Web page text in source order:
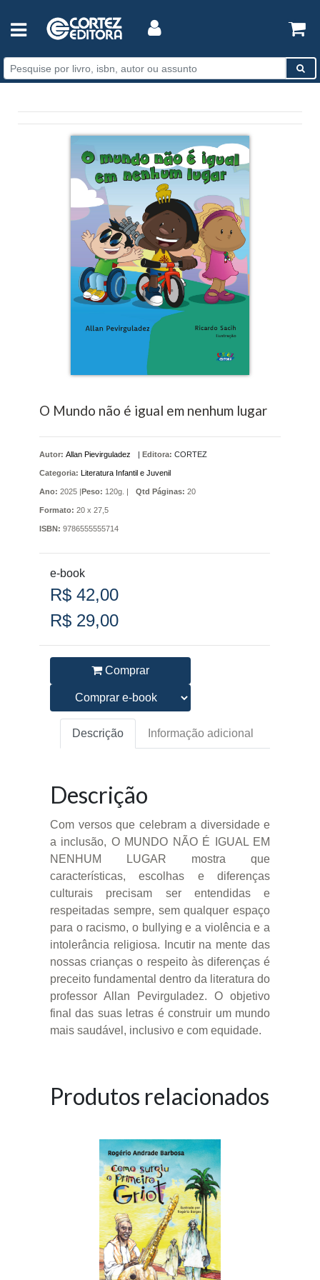
O Mundo não é igual em nenhum lugar
Autor: Allan Pievirguladez | Editora: CORTEZ
Categoria: Literatura Infantil e Juvenil
Ano: 2025 |Peso: 120g. | Qtd Páginas: 20
Formato: 20 x 27,5
ISBN: 9786555555714
e-book
R$ 42,00
R$ 29,00
Comprar
Descrição Informação adicional
Descrição
Com versos que celebram a diversidade e
a inclusão, O MUNDO NÃO É IGUAL EM
NENHUM LUGAR mostra que
características, escolhas e diferenças
culturais precisam ser entendidas e
respeitadas sempre, sem qualquer espaço
para o racismo, o bullying e a violência e a
intolerância religiosa. Incutir na mente das
nossas crianças o respeito às diferenças é
preceito fundamental dentro da literatura do
professor Allan Pevirguladez. O objetivo
final das suas letras é construir um mundo
mais saudável, inclusivo e com equidade.
Produtos relacionados